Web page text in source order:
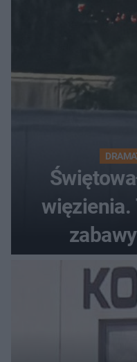
więzienia.